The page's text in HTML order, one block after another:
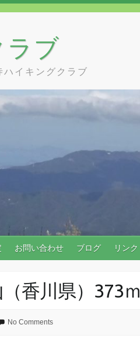
ラブ
イキングクラブ
お問い合わせ ブログ リンク
香川県）373ｍ
No Comments